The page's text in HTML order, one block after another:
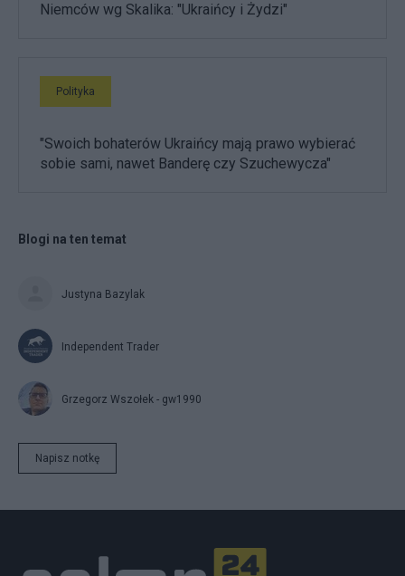
Niemców wg Skalika: "Ukraińcy i Żydzi"
Polityka
"Swoich bohaterów Ukraińcy mają prawo wybierać
sobie sami, nawet Banderę czy Szuchewycza"
Blogi na ten temat
Justyna Bazylak
Independent Trader
Grzegorz Wszołek - gw1990
Napisz notkę